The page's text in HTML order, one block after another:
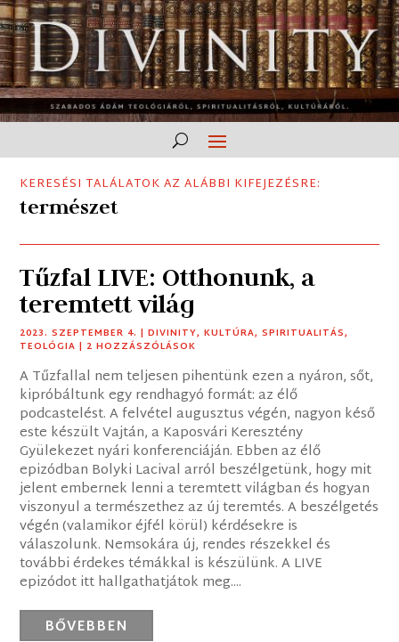
KERESÉSI TALÁLATOK AZ ALÁBBI KIFEJEZÉSRE:
természet
Tűzfal LIVE: Otthonunk, a
teremtett világ
2023. SZEPTEMBER 4. |DIVINITY,KULTÚRA,SPIRITUALITÁS,
TEOLÓGIA | 2 HOZZÁSZÓLÁSOK
A Tűzfallal nem teljesen pihentünk ezen a nyáron, sőt,
kipróbáltunk egy rendhagyó formát: az élő
podcastelést. A felvétel augusztus végén, nagyon késő
este készült Vajtán, a Kaposvári Keresztény
Gyülekezet nyári konferenciáján. Ebben az élő
epizódban Bolyki Lacival arról beszélgetünk, hogy mit
jelent embernek lenni a teremtett világban és hogyan
viszonyul a természethez az új teremtés. A beszélgetés
végén (valamikor éjfél körül) kérdésekre is
válaszolunk. Nemsokára új, rendes részekkel és
további érdekes témákkal is készülünk. A LIVE
epizódot itt hallgathatjátok meg....
BŐVEBBEN